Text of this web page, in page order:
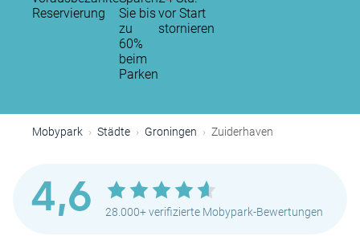
Reservierung
Sie bis
zu
60%
beim
Parken
vor Start
stornieren
Mobypark Städte Groningen Zuiderhaven
4,6 28.000+ verifizierte Mobypark-Bewertungen